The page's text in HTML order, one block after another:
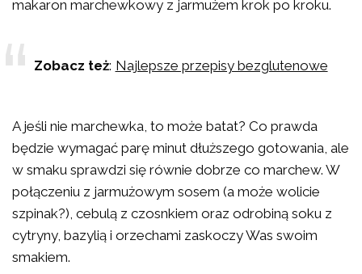
makaron marchewkowy z jarmużem krok po kroku.
Zobacz też: Najlepsze przepisy bezglutenowe
A jeśli nie marchewka, to może batat? Co prawda
będzie wymagać parę minut dłuższego gotowania, ale
w smaku sprawdzi się równie dobrze co marchew. W
połączeniu z jarmużowym sosem (a może wolicie
szpinak?), cebulą z czosnkiem oraz odrobiną soku z
cytryny, bazylią i orzechami zaskoczy Was swoim
smakiem.